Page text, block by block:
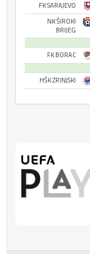
FK SARAJEVO
NK ŠIROKI
BRIJEG
FK BORAC
HŠK ZRINJSKI